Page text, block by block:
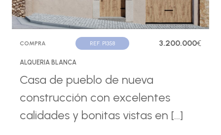
COMPRA REF. P1358 3.200.000€
ALQUERIA BLANCA
Casa de pueblo de nueva
construcción con excelentes
calidades y bonitas vistas en [...]